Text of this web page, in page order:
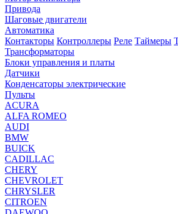
Привода
Шаговые двигатели
Автоматика
Контакторы Контроллеры Реле Таймеры
Трансформаторы
Блоки управления и платы
Датчики
Конденсаторы электрические
Пульты
ACURA
ALFA ROMEO
AUDI
BMW
BUICK
CADILLAC
CHERY
CHEVROLET
CHRYSLER
CITROEN